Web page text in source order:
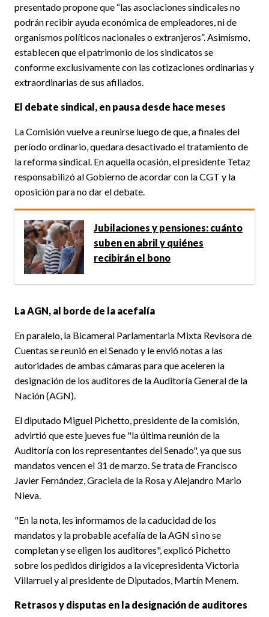
presentado propone que “las asociaciones sindicales no
podrán recibir ayuda económica de empleadores, ni de
organismos políticos nacionales o extranjeros”. Asimismo,
establecen que el patrimonio de los sindicatos se
conforme exclusivamente con las cotizaciones ordinarias y
extraordinarias de sus afiliados.
El debate sindical, en pausa desde hace meses
La Comisión vuelve a reunirse luego de que, a finales del
período ordinario, quedara desactivado el tratamiento de
la reforma sindical. En aquella ocasión, el presidente Tetaz
responsabilizó al Gobierno de acordar con la CGT y la
oposición para no dar el debate.
Jubilaciones y pensiones: cuánto
suben en abril y quiénes
recibirán el bono
La AGN, al borde de la acefalía
En paralelo, la Bicameral Parlamentaria Mixta Revisora de
Cuentas se reunió en el Senado y le envió notas a las
autoridades de ambas cámaras para que aceleren la
designación de los auditores de la Auditoría General de la
Nación (AGN).
El diputado Miguel Pichetto, presidente de la comisión,
advirtió que este jueves fue "la última reunión de la
Auditoría con los representantes del Senado", ya que sus
mandatos vencen el 31 de marzo. Se trata de Francisco
Javier Fernández, Graciela de la Rosa y Alejandro Mario
Nieva.
"En la nota, les informamos de la caducidad de los
mandatos y la probable acefalía de la AGN si no se
completan y se eligen los auditores", explicó Pichetto
sobre los pedidos dirigidos a la vicepresidenta Victoria
Villarruel y al presidente de Diputados, Martín Menem.
Retrasos y disputas en la designación de auditores